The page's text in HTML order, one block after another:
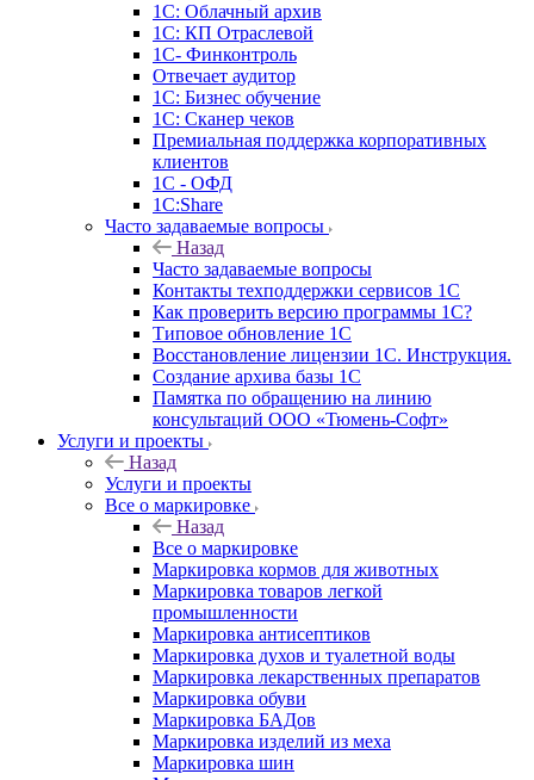
1С: Облачный архив
1С: КП Отраслевой
1С- Финконтроль
Отвечает аудитор
1С: Бизнес обучение
1С: Сканер чеков
Премиальная поддержка корпоративных
клиентов
1С - ОФД
1С:Share
Часто задаваемые вопросы
Назад
Часто задаваемые вопросы
Контакты техподдержки сервисов 1С
Как проверить версию программы 1С?
Типовое обновление 1С
Восстановление лицензии 1С. Инструкция.
Создание архива базы 1С
Памятка по обращению на линию
консультаций ООО «Тюмень-Софт»
Услуги и проекты
Назад
Услуги и проекты
Все о маркировке
Назад
Все о маркировке
Маркировка кормов для животных
Маркировка товаров легкой
промышленности
Маркировка антисептиков
Маркировка духов и туалетной воды
Маркировка лекарственных препаратов
Маркировка обуви
Маркировка БАДов
Маркировка изделий из меха
Маркировка шин